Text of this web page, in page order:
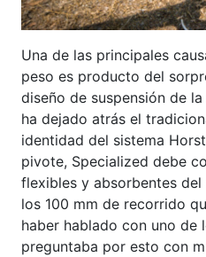
Una de las principales
peso es producto del
diseño de suspensión de
ha dejado atrás el
identidad del sistema
pivote, Specialized debe
flexibles y absorbentes
los 100 mm de recorrido
haber hablado con uno de
preguntaba por esto con